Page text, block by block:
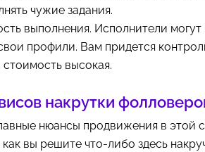
чужие задания.
выполнения. Исполнители
профили. Вам придется
высокая.
накрутки
нюансы продвижения в этой
вы решите что-либо здесь